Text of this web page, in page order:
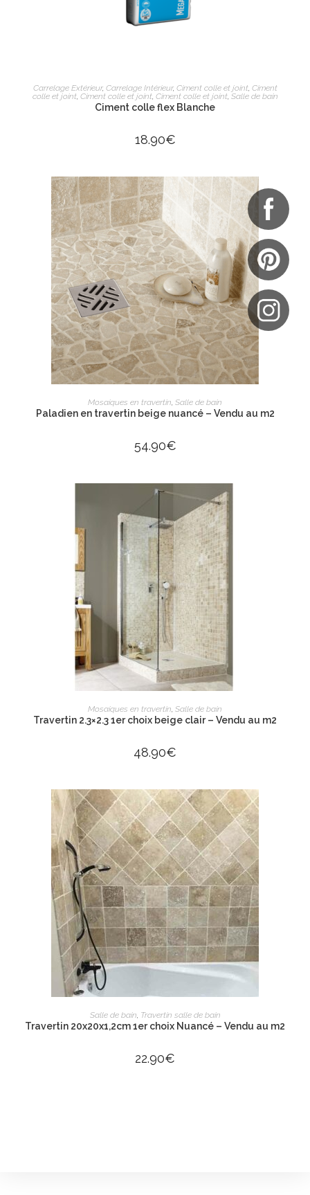
AJOUTER AU PANIER
Carrelage Extérieur, Carrelage Intérieur, Ciment colle et joint, Ciment
colle et joint, Ciment colle et joint, Ciment colle et joint, Salle de bain
Ciment colle flex Blanche
18.90€
AJOUTER AU PANIER
Mosaiques en travertin, Salle de bain
Paladien en travertin beige nuancé – Vendu au m2
54.90€
AJOUTER AU PANIER
Mosaiques en travertin Salle de bain
Travertin 2.3×2.3 1er choix beige clair – Vendu au m2
48.90€
AJOUTER AU PANIER
Salle de bain, Travertin salle de bain
Travertin 20x20x1,2cm 1er choix Nuancé – Vendu au m2
22.90€